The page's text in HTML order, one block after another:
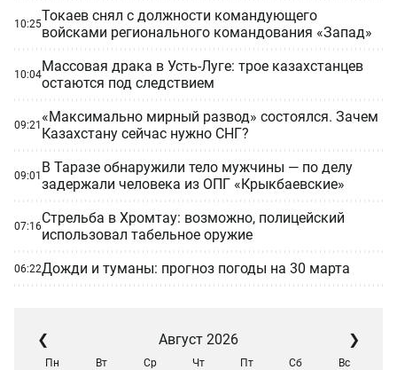
10:25Токаев снял с должности командующего
войсками регионального командования «Запад»
10:04Массовая драка в Усть-Луге: трое казахстанцев
остаются под следствием
09:21 «Максимально мирный развод» состоялся. Зачем
Казахстану сейчас нужно СНГ?
09:01 В Таразе обнаружили тело мужчины — по делу
задержали человека из ОПГ «Крыкбаевские»
07:16Стрельба в Хромтау: возможно, полицейский
использовал табельное оружие
06:22Дожди и туманы: прогноз погоды на 30 марта
❮ Август 2026 ❯
Пн Вт Ср Чт Пт Сб Вс